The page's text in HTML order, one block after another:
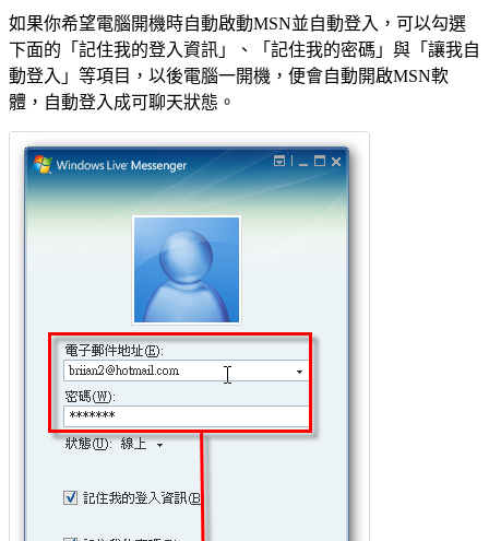
如果你希望電腦開機時自動啟動MSN並自動登入，可以勾選
下面的「記住我的登入資訊」、「記住我的密碼」與「讓我自
動登入」等項目，以後電腦一開機，便會自動開啟MSN軟
體，自動登入成可聊天狀態。